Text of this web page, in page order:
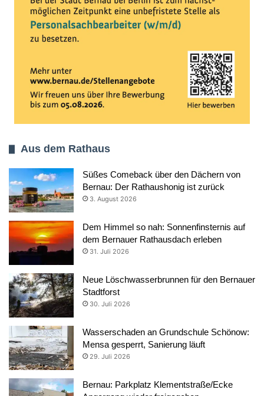
Aus dem Rathaus
Süßes Comeback über den Dächern von
Bernau: Der Rathaushonig ist zurück
3. August 2026
Dem Himmel so nah: Sonnenfinsternis auf
dem Bernauer Rathausdach erleben
31. Juli 2026
Neue Löschwasserbrunnen für den Bernauer
Stadtforst
30. Juli 2026
Wasserschaden an Grundschule Schönow:
Mensa gesperrt, Sanierung läuft
29. Juli 2026
Bernau: Parkplatz Klementstraße/Ecke